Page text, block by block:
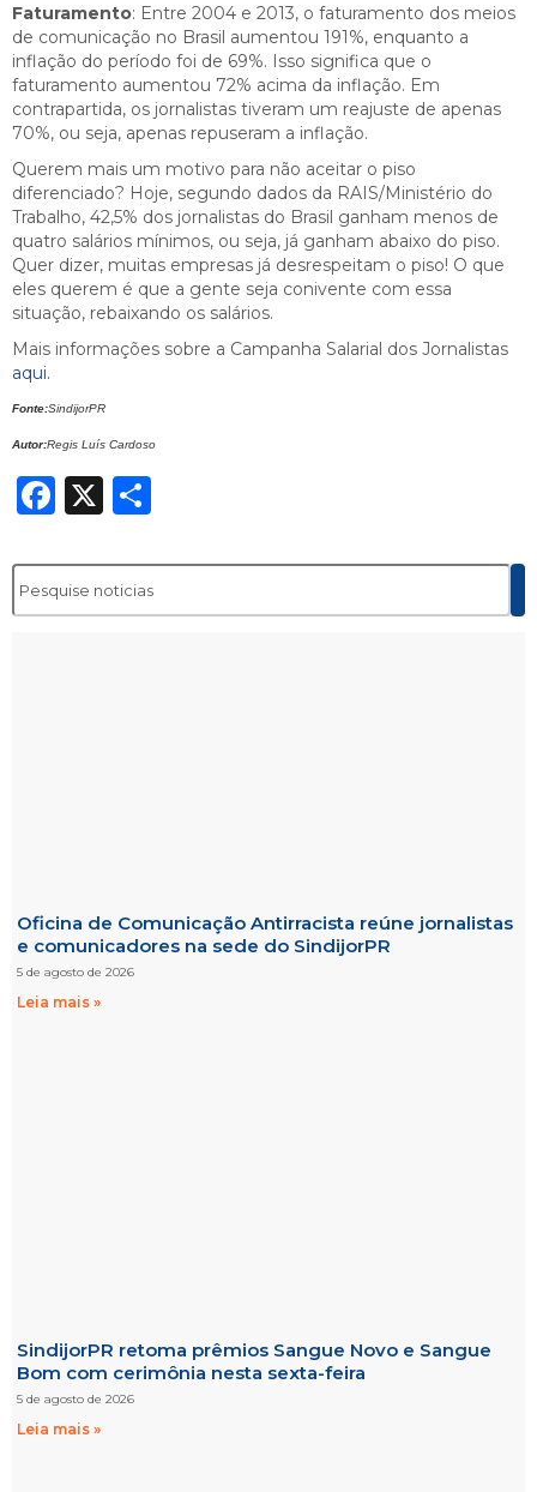
Faturamento: Entre 2004 e 2013, o faturamento dos meios
de comunicação no Brasil aumentou 191%, enquanto a
inflação do período foi de 69%. Isso significa que o
faturamento aumentou 72% acima da inflação. Em
contrapartida, os jornalistas tiveram um reajuste de apenas
70%, ou seja, apenas repuseram a inflação.
Querem mais um motivo para não aceitar o piso
diferenciado? Hoje, segundo dados da RAIS/Ministério do
Trabalho, 42,5% dos jornalistas do Brasil ganham menos de
quatro salários mínimos, ou seja, já ganham abaixo do piso.
Quer dizer, muitas empresas já desrespeitam o piso! O que
eles querem é que a gente seja conivente com essa
situação, rebaixando os salários.
Mais informações sobre a Campanha Salarial dos Jornalistas
aqui.
Fonte:SindijorPR
Autor:Regis Luís Cardoso
Facebook
X
Oficina de Comunicação Antirracista reúne jornalistas
e comunicadores na sede do SindijorPR
5 de agosto de 2026
Leia mais »
SindijorPR retoma prêmios Sangue Novo e Sangue
Bom com cerimônia nesta sexta-feira
5 de agosto de 2026
Leia mais »